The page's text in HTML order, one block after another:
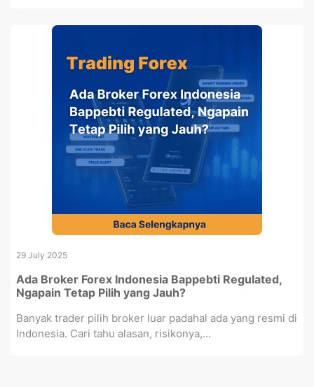
29 July 2025
Ada Broker Forex Indonesia Bappebti Regulated,
Ngapain Tetap Pilih yang Jauh?
Banyak trader pilih broker luar padahal ada yang resmi di
Indonesia. Cari tahu alasan, risikonya,...